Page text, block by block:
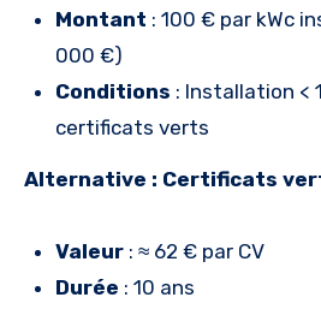
Montant : 100 € par kWc
000 €)
Conditions : Installation <
certificats verts
Alternative : Certificats
Valeur: ≈ 62 € par CV
Durée : 10 ans